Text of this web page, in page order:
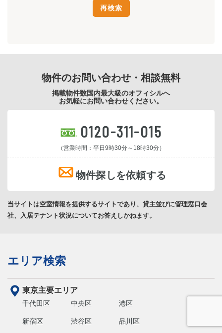
物件のお問い合わせ・相談無料
掲載物件数国内最大級のオフィシルへ
お気軽にお問い合わせください。
0120-311-015
（営業時間：平日9時30分～18時30分）
物件探しを依頼する
当サイトは空室情報を提供するサイトであり、貸主並びに管理窓口会
社、入居テナント状況についてお答えしかねます。
エリア検索
東京主要エリア
千代田区 中央区 港区
新宿区 渋谷区 品川区